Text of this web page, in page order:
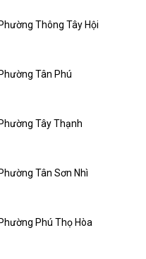
Thông Tây Hội
Tân Phú
Tây Thạnh
Tân Sơn Nhì
Phú Thọ Hòa